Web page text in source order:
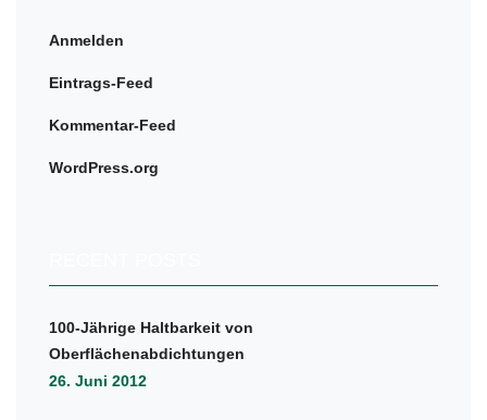
Anmelden
Eintrags-Feed
Kommentar-Feed
WordPress.org
100-Jährige Haltbarkeit von
Oberflächenabdichtungen
26. Juni 2012